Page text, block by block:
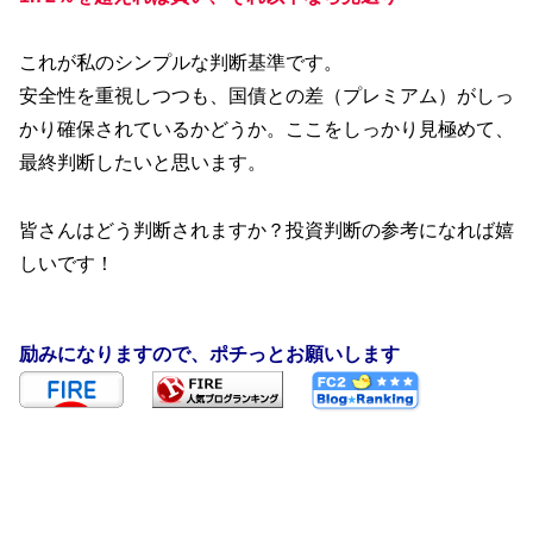
これが私のシンプルな判断基準です。
安全性を重視しつつも、国債との差（プレミアム）がしっ
かり確保されているかどうか。ここをしっかり見極めて、
最終判断したいと思います。
皆さんはどう判断されますか？投資判断の参考になれば嬉
しいです！
励みになりますので、ポチっとお願いします